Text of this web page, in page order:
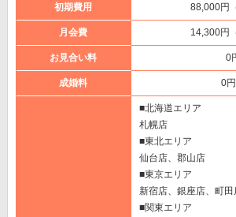
初期費用 88,000円
月会費 14,300円
お見合い料 0
成婚料 0
■北海道エリア
札幌店
■東北エリア
仙台店、郡山店
■東京エリア
新宿店、銀座店、町
■関東エリア